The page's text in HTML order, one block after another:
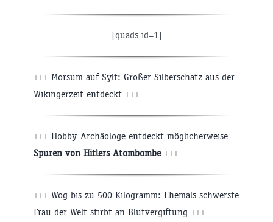
[quads id=1]
+++ Morsum auf Sylt: Großer Silberschatz aus der
Wikingerzeit entdeckt +++
+++ Hobby-Archäologe entdeckt möglicherweise
Spuren von Hitlers Atombombe +++
+++ Wog bis zu 500 Kilogramm: Ehemals schwerste
Frau der Welt stirbt an Blutvergiftung +++